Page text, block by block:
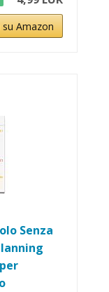
su Amazon
Senza